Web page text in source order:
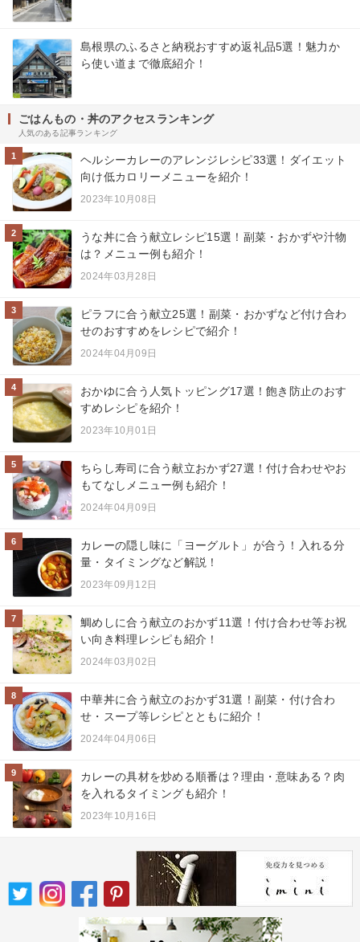
島根県のふるさと納税おすすめ返礼品5選！魅力か
ら使い道まで徹底紹介！
ごはんもの・丼のアクセスランキング
人気のある記事ランキング
1
ヘルシーカレーのアレンジレシピ33選！ダイエット
向け低カロリーメニューを紹介！
2023年10月08日
2
うな丼に合う献立レシピ15選！副菜・おかずや汁物
は？メニュー例も紹介！
2024年03月28日
3
ピラフに合う献立25選！副菜・おかずなど付け合わ
せのおすすめをレシピで紹介！
2024年04月09日
4
おかゆに合う人気トッピング17選！飽き防止のおす
すめレシピを紹介！
2023年10月01日
5
ちらし寿司に合う献立おかず27選！付け合わせやお
もてなしメニュー例も紹介！
2024年04月09日
6
カレーの隠し味に「ヨーグルト」が合う！入れる分
量・タイミングなど解説！
2023年09月12日
7
鯛めしに合う献立のおかず11選！付け合わせ等お祝
い向き料理レシピも紹介！
2024年03月02日
8
中華丼に合う献立のおかず31選！副菜・付け合わ
せ・スープ等レシピとともに紹介！
2024年04月06日
9
カレーの具材を炒める順番は？理由・意味ある？肉
を入れるタイミングも紹介！
2023年10月16日